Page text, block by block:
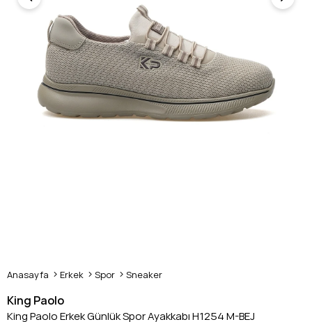
Anasayfa Erkek Spor Sneaker
King Paolo
King Paolo Erkek Günlük Spor Ayakkabı H1254 M-BEJ